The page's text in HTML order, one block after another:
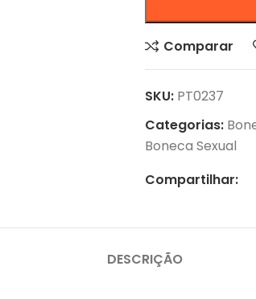
Comparar
SKU: PT0237
Categorias:
Boneca Sexual
Compartilhar:
DESCRIÇÃO